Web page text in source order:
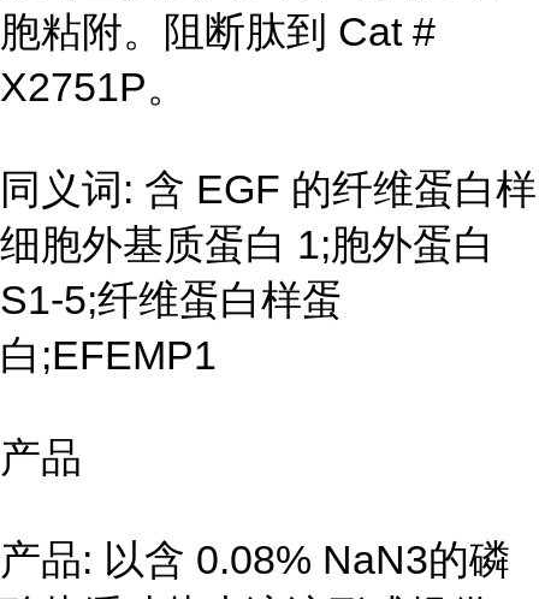
胞粘附。阻断肽到 Cat #
X2751P。
同义词: 含 EGF 的纤维蛋白样
细胞外基质蛋白 1;胞外蛋白
S1-5;纤维蛋白样蛋
白;EFEMP1
产品
产品: 以含 0.08% NaN3的磷